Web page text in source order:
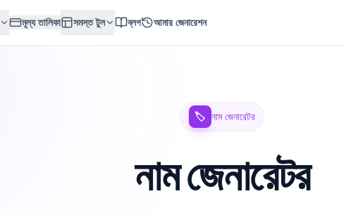
মূল্য তালিকা সমস্ত টুল ব্লগ আমার জেনারেশন
🏷️ নাম জেনারেটর
নাম জেনারেটর